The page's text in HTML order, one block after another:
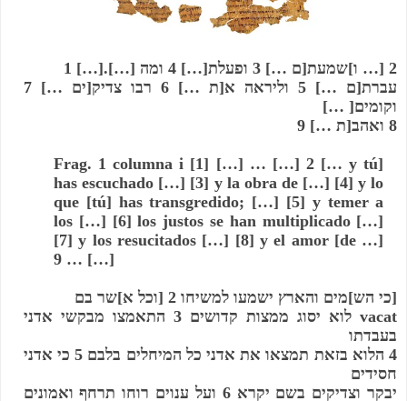
2 [… ו]שמעת[ם …] 3 ופעלת[…] 4 ומה […].[…] 1
וקומים[ …]
8 ואהב[ת …] 9
has escuchado […] [3] y la obra de […] [4] y lo
que [tú] has transgredido; […] [5] y temer a
los […] [6] los justos se han multiplicado […]
[7] y los resucitados […] [8] y el amor [de …]
9 … […]
[כי הש]מים והארץ ישמעו למשיחו 2 [וכל א]שר בם
בעבדתו
חסידים